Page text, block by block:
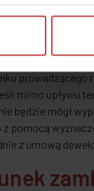
danego etapu, o
który nadzoruje
w
prowadzącego
mimo upływu
będzie mógł
pomocą
z umową